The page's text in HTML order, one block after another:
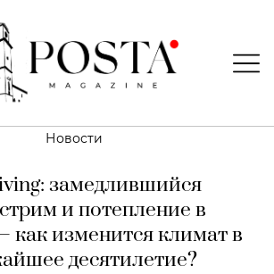
Новости
замедлившийся
и потепление в
как изменится климат в
десятилетие?